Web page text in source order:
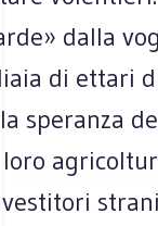
dalla
di ettari
speranza